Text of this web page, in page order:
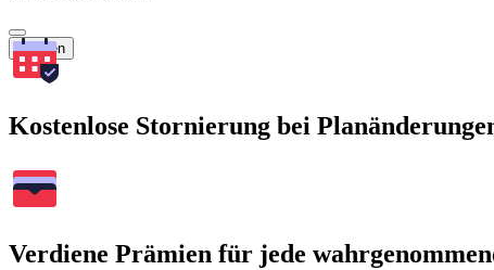
Suchen
Kostenlose Stornierung bei
Verdiene Prämien für jede